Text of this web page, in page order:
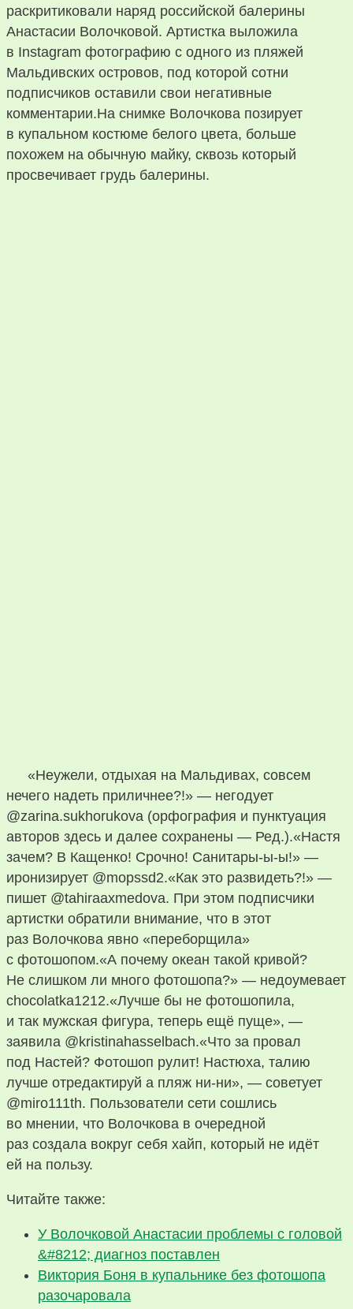
раскритиковали наряд российской балерины
Анастасии Волочковой. Артистка выложила
в Instagram фотографию с одного из пляжей
Мальдивских островов, под которой сотни
подписчиков оставили свои негативные
комментарии.На снимке Волочкова позирует
в купальном костюме белого цвета, больше
похожем на обычную майку, сквозь который
просвечивает грудь балерины.
«Неужели, отдыхая на Мальдивах, совсем
нечего надеть приличнее?!» — негодует
@zarina.sukhorukova (орфография и пунктуация
авторов здесь и далее сохранены — Ред.).«Настя
зачем? В Кащенко! Срочно! Санитары-ы-ы!» —
иронизирует @mopssd2.«Как это развидеть?!» —
пишет @tahiraaxmedova. При этом подписчики
артистки обратили внимание, что в этот
раз Волочкова явно «переборщила»
с фотошопом.«А почему океан такой кривой?
Не слишком ли много фотошопа?» — недоумевает
chocolatka1212.«Лучше бы не фотошопила,
и так мужская фигура, теперь ещё пуще», —
заявила @kristinahasselbach.«Что за провал
под Настей? Фотошоп рулит! Настюха, талию
лучше отредактируй а пляж ни-ни», — советует
@miro111th. Пользователи сети сошлись
во мнении, что Волочкова в очередной
раз создала вокруг себя хайп, который не идёт
ей на пользу.
Читайте также:
У Волочковой Анастасии проблемы с головой
&#8212; диагноз поставлен
Виктория Боня в купальнике без фотошопа
разочаровала